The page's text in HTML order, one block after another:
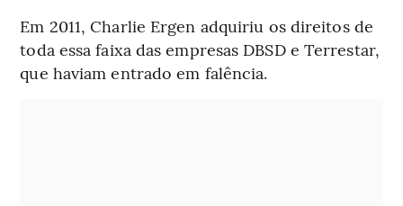
Em 2011, Charlie Ergen adquiriu os direitos de
toda essa faixa das empresas DBSD e Terrestar,
que haviam entrado em falência.